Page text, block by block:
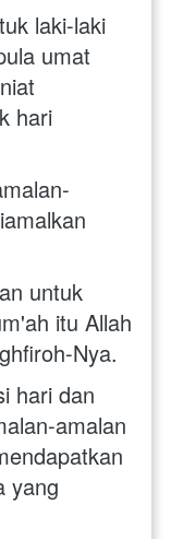
laki-laki
umat
hari
untuk
itu Allah
Nya.
hari dan
amalan
yang